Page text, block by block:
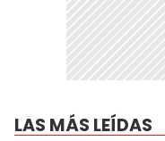
LAS MÁS LEÍDAS